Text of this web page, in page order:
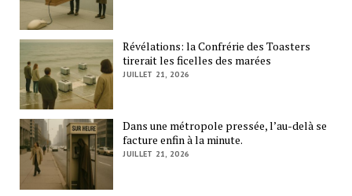
Révélations: la Confrérie des Toasters
tirerait les ficelles des marées
JUILLET 21, 2026
Dans une métropole pressée, l’au-delà se
facture enfin à la minute.
JUILLET 21, 2026